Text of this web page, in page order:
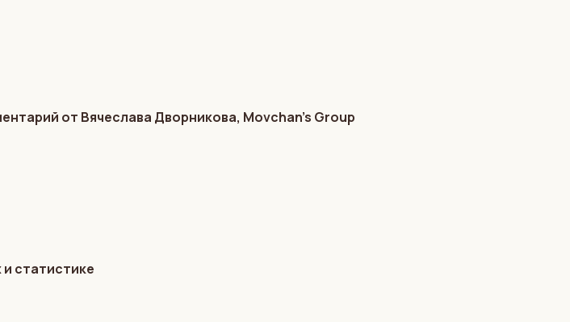
от Вячеслава Дворникова, Movchan’s Group
статистике